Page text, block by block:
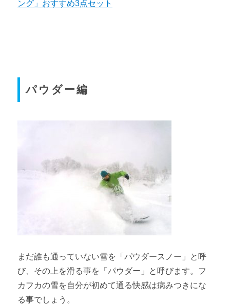
ング」おすすめ3点セット
パウダー編
まだ誰も通っていない雪を「パウダースノー」と呼
び、その上を滑る事を「パウダー」と呼びます。フ
カフカの雪を自分が初めて通る快感は病みつきにな
る事でしょう。